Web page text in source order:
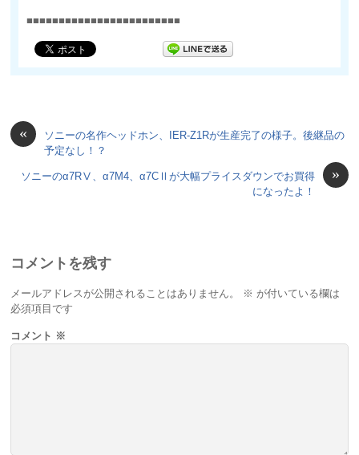
■■■■■■■■■■■■■■■■■■■■■■■■
«
ソニーの名作ヘッドホン、IER-Z1Rが生産完了の様子。後継品の
予定なし！？
»
ソニーのα7RⅤ、α7M4、α7CⅡが大幅プライスダウンでお買得
になったよ！
コメントを残す
メールアドレスが公開されることはありません。 ※ が付いている欄は
必須項目です
コメント ※